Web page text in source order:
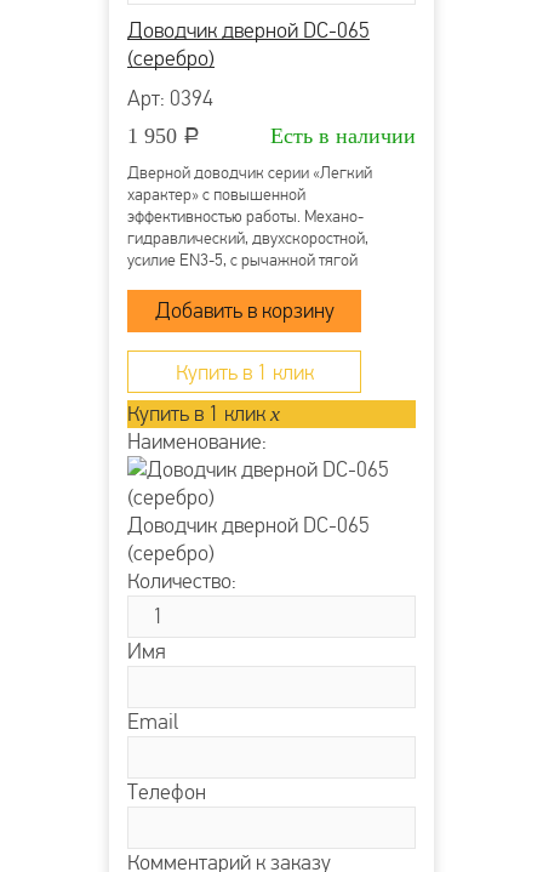
Более детально со способами доставки можно
ознакомитьсяздесь
Доводчик дверной DC-065
(серебро)
Арт: 0394
1 950 Р Есть в наличии
Дверной доводчик серии «Легкий
характер» с повышенной
эффективностью работы. Механо-
гидравлический, двухскоростной,
усилие EN3-5, с рычажной тягой
Купить в 1 клик
Купить в 1 клик x
Наименование:
Доводчик дверной DC-065
(серебро)
Количество:
Имя
Email
Телефон
Комментарий к заказу